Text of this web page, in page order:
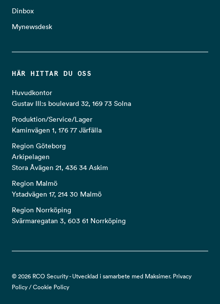
Dinbox
Mynewsdesk
HÄR HITTAR DU OSS
Huvudkontor
Gustav III:s boulevard 32, 169 73 Solna
Produktion/Service/Lager
Kaminvägen 1, 176 77 Järfälla
Region Göteborg
Arkipelagen
Stora Åvägen 21, 436 34 Askim
Region Malmö
Ystadvägen 17, 214 30 Malmö
Region Norrköping
Svärmaregatan 3, 603 61 Norrköping
© 2026 RCO Security - Utvecklad i samarbete med Maksimer. Privacy
Policy/Cookie Policy